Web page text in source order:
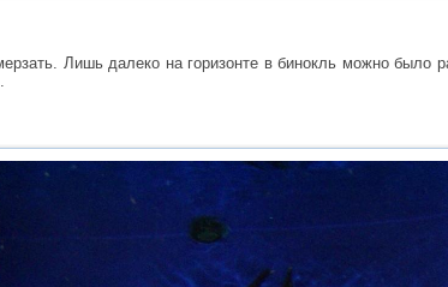
Лишь далеко на горизонте в бинокль можно было